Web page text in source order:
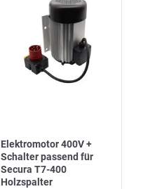
Elektromotor 400V +
Schalter passend für
Secura T7-400
Holzspalter